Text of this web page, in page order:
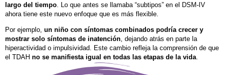
largo del tiempo. Lo que antes se llamaba “subtipos” en el DSM-IV
ahora tiene este nuevo enfoque que es más flexible.
Por ejemplo, un niño con síntomas combinados podría crecer y
mostrar solo síntomas de inatención, dejando atrás en parte la
hiperactividad o impulsividad. Este cambio refleja la comprensión de que
el TDAH no se manifiesta igual en todas las etapas de la vida.